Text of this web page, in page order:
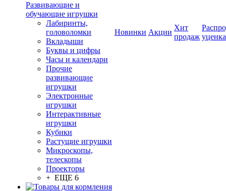
Развивающие и
обучающие игрушки
Лабиринты,
головоломки
Вкладыши
Буквы и цифры
Часы и календари
Прочие
развивающие
игрушки
Электронные
игрушки
Интерактивные
игрушки
Кубики
Растущие игрушки
Микроскопы,
телескопы
Проекторы
+ ЕЩЕ 6
Новинки Акции
Хит
продаж уценка